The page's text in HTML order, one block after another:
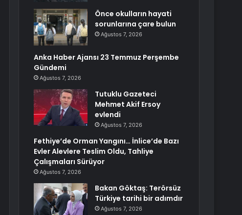
Önce okulların hayati
sorunlarına çare bulun
Ağustos 7, 2026
Anka Haber Ajansı 23 Temmuz Perşembe
Gündemi
Ağustos 7, 2026
Tutuklu Gazeteci
Mehmet Akif Ersoy
evlendi
Ağustos 7, 2026
Fethiye’de Orman Yangını… İnlice’de Bazı
Evler Alevlere Teslim Oldu, Tahliye
Çalışmaları Sürüyor
Ağustos 7, 2026
Bakan Göktaş: Terörsüz
Türkiye tarihi bir adımdır
Ağustos 7, 2026